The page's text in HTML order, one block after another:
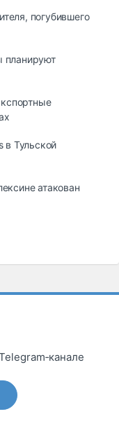
погубившего
планируют
в Тульской
атакован